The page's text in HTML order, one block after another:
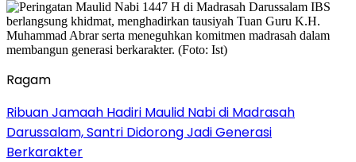
Ragam
Ribuan Jamaah Hadiri Maulid Nabi di Madrasah
Darussalam, Santri Didorong Jadi Generasi
Berkarakter